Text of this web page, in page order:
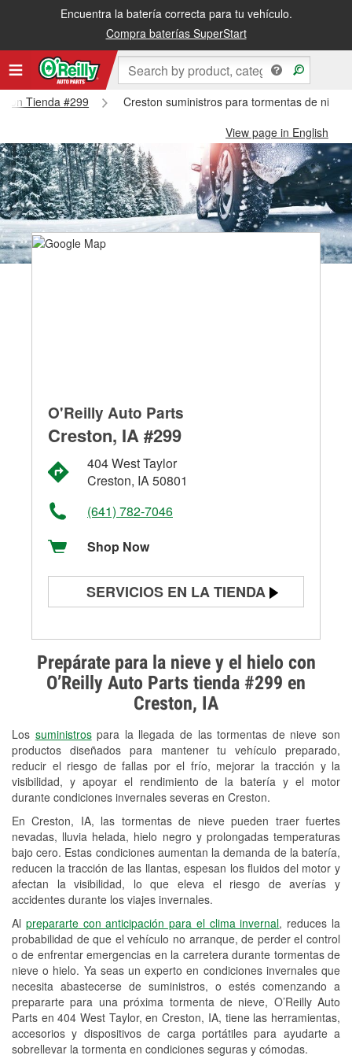
Encuentra la batería correcta para tu vehículo.
Compra baterías SuperStart
Tienda #299
Creston suministros para tormentas de
View page in English
Prepárate para la nieve y el hielo con
O’Reilly Auto Parts tienda #299 en
Creston, IA
Los suministrospara la llegada de las tormentas de nieve son
productos diseñados para mantener tu vehículo preparado,
reducir el riesgo de fallas por el frío, mejorar la tracción y la
visibilidad, y apoyar el rendimiento de la batería y el motor
durante condiciones invernales severas en Creston.
En Creston, IA, las tormentas de nieve pueden traer fuertes
nevadas, lluvia helada, hielo negro y prolongadas temperaturas
bajo cero. Estas condiciones aumentan la demanda de la batería,
reducen la tracción de las llantas, espesan los fluidos del motor y
afectan la visibilidad, lo que eleva el riesgo de averías y
accidentes durante los viajes invernales.
Al prepararte con anticipación para el clima invernal, reduces la
probabilidad de que el vehículo no arranque, de perder el control
o de enfrentar emergencias en la carretera durante tormentas de
nieve o hielo. Ya seas un experto en condiciones invernales que
necesita abastecerse de suministros, o estés comenzando a
prepararte para una próxima tormenta de nieve, O’Reilly Auto
Parts en 404 West Taylor, en Creston, IA, tiene las herramientas,
accesorios y dispositivos de carga portátiles para ayudarte a
sobrellevar la tormenta en condiciones seguras y cómodas.
O'Reilly Auto Parts
Creston, IA #299
404 West Taylor
Creston, IA 50801
(641) 782-7046
Shop Now
SERVICIOS EN LA TIENDA
Prueba de alternadores y
arrancadores
Revisión de la luz "Check Engine"
Reciclaje de baterías y aceite
Instalación de bombillas de faros
Instalación de limpiaparabrisas
Programa de Préstamo de
Herramientas
Mezcla de pinturas
Rectificación de tambores y discos de
freno
Mangueras hidráulicas a la medida
Snowstorm Supplies
Tornado Supplies
Conoce más